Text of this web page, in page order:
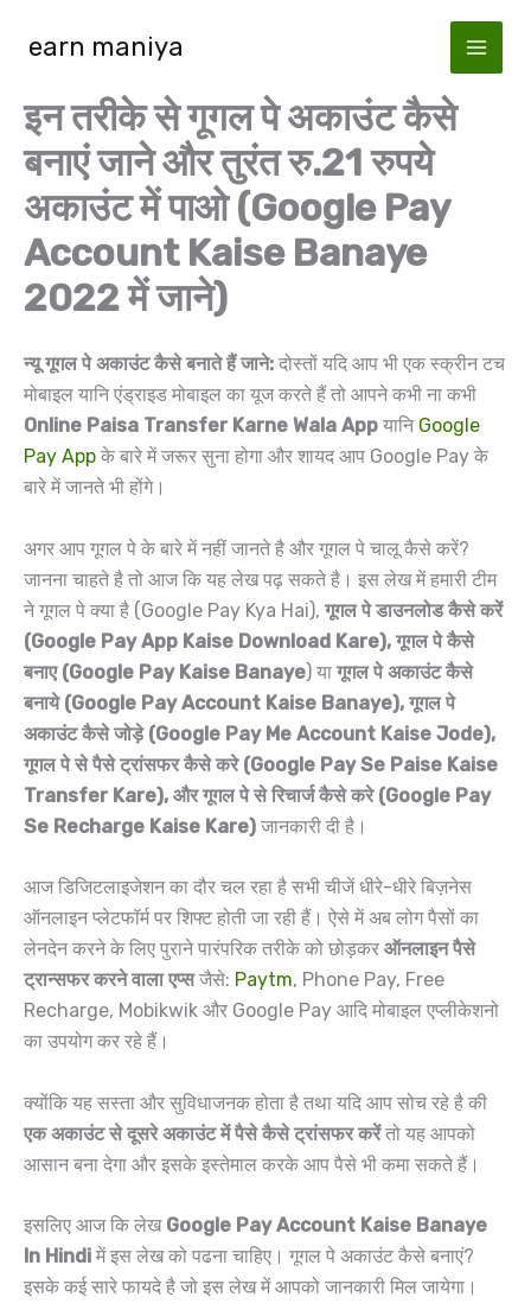
earn maniya
इन तरीके से गूगल पे अकाउंट कैसे
बनाएं जाने और तुरंत रु.21 रुपये
अकाउंट में पाओ (Google Pay
Account Kaise Banaye
2022 में जाने)
न्यू गूगल पे अकाउंट कैसे बनाते हैं जाने: दोस्तों यदि आप भी एक स्क्रीन टच
मोबाइल यानि एंड्राइड मोबाइल का यूज करते हैं तो आपने कभी ना कभी
Online Paisa Transfer Karne Wala App यानि Google
Pay App के बारे में जरूर सुना होगा और शायद आप Google Pay के
बारे में जानते भी होंगे।
अगर आप गूगल पे के बारे में नहीं जानते है और गूगल पे चालू कैसे करें?
जानना चाहते है तो आज कि यह लेख पढ़ सकते है। इस लेख में हमारी टीम
ने गूगल पे क्या है (Google Pay Kya Hai), गूगल पे डाउनलोड कैसे करें
(Google Pay App Kaise Download Kare), गूगल पे कैसे
बनाए (Google Pay Kaise Banaye) या गूगल पे अकाउंट कैसे
बनाये (Google Pay Account Kaise Banaye), गूगल पे
अकाउंट कैसे जोड़े (Google Pay Me Account Kaise Jode),
गूगल पे से पैसे ट्रांसफर कैसे करे (Google Pay Se Paise Kaise
Transfer Kare), और गूगल पे से रिचार्ज कैसे करे (Google Pay
Se Recharge Kaise Kare) जानकारी दी है।
आज डिजिटलाइजेशन का दौर चल रहा है सभी चीजें धीरे-धीरे बिज़नेस
ऑनलाइन प्लेटफॉर्म पर शिफ्ट होती जा रही हैं। ऐसे में अब लोग पैसों का
लेनदेन करने के लिए पुराने पारंपरिक तरीके को छोड़कर ऑनलाइन पैसे
ट्रान्सफर करने वाला एप्सजैसे: Paytm, Phone Pay, Free
Recharge, Mobikwik और Google Pay आदि मोबाइल एप्लीकेशनो
का उपयोग कर रहे हैं।
क्योंकि यह सस्ता और सुविधाजनक होता है तथा यदि आप सोच रहे है की
एक अकाउंट से दूसरे अकाउंट में पैसे कैसे ट्रांसफर करेंतो यह आपको
आसान बना देगा और इसके इस्तेमाल करके आप पैसे भी कमा सकते हैं।
इसलिए आज कि लेख Google Pay Account Kaise Banaye
In Hindi में इस लेख को पढना चाहिए। गूगल पे अकाउंट कैसे बनाएं?
इसके कई सारे फायदे है जो इस लेख में आपको जानकारी मिल जायेगा।